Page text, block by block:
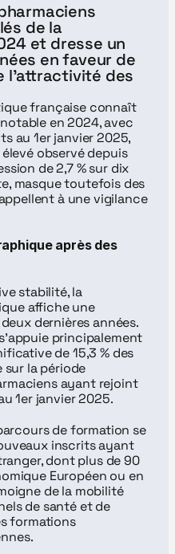
de la
et dresse un
en faveur de
l’attractivité des
française connaît
en 2024, avec
au 1er janvier 2025,
observé depuis
de 2,7 % sur dix
masque toutefois des
à une vigilance
après des
stabilité, la
affiche une
dernières années.
principalement
de 15,3 % des
sur la période
ayant rejoint
1er janvier 2025.
de formation se
inscrits ayant
dont plus de 90
Européen ou en
de la mobilité
de santé et de
formations